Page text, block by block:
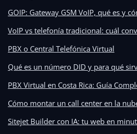
GOIP: Gateway GSM VoIP, qué es y
VoIP vs telefonía tradicional: cuál
PBX o Central Telefónica Virtual
Qué es un número DID y para qué
PBX Virtual en Costa Rica: Guía
Cómo montar un call center en la
Sitejet Builder con IA: tu web en